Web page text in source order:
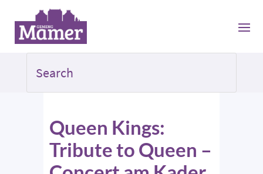
Queen Kings:
Tribute to Queen –